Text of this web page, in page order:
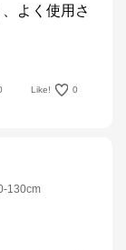
よく使用さ
Like! 0
130cm